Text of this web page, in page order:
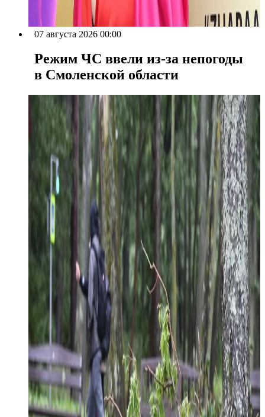
07 августа 2026 00:00
Режим ЧС ввели из-за непогоды
в Смоленской области